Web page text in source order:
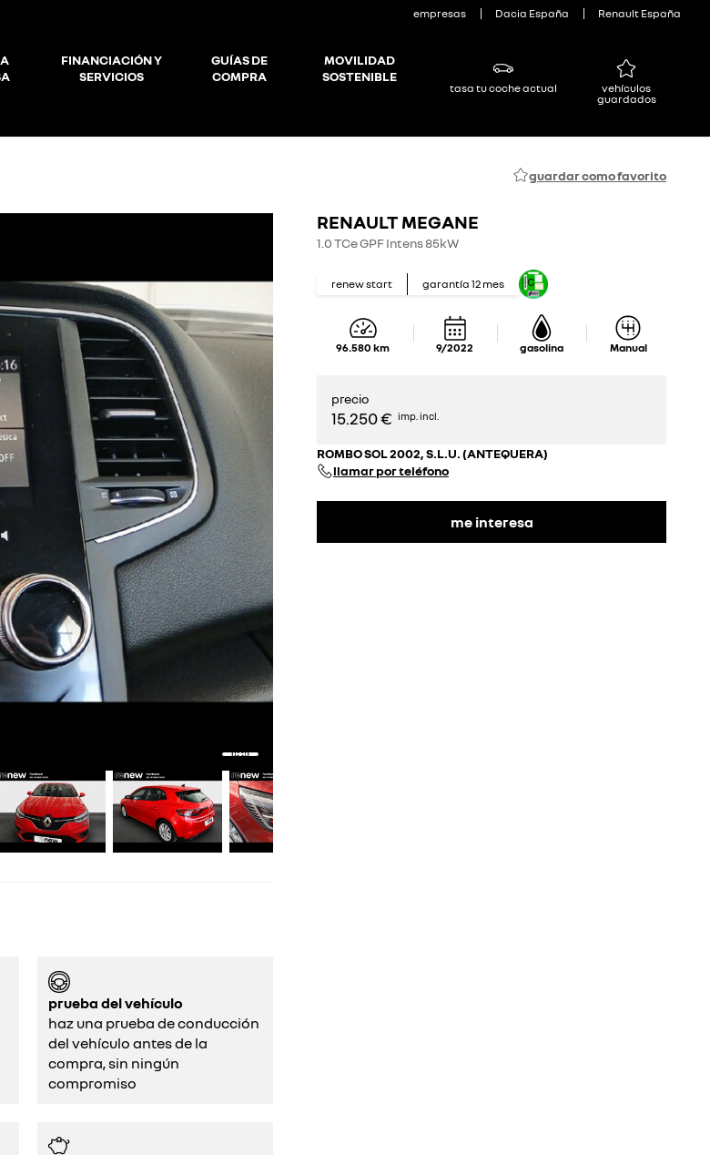
empresas Dacia España Renault España
FINANCIACIÓN Y
SERVICIOS
GUÍAS DE
COMPRA
MOVILIDAD
SOSTENIBLE
tasa tu coche actual
vehículos
guardados
guardar como favorito
RENAULT MEGANE
1.0 TCe GPF Intens 85kW
renew start garantía 12 mes
96.580 km 9/2022 gasolina Manual
precio
15.250 € imp. incl.
ROMBO SOL 2002, S.L.U. (ANTEQUERA)
llamar por teléfono
me interesa
prueba del vehículo
haz una prueba de conducción
del vehículo antes de la
compra, sin ningún
compromiso‌